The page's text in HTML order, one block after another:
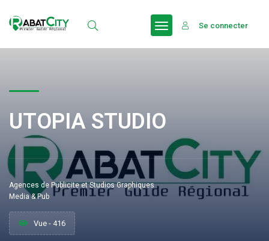
Se connecter
UTOPIA STUDIO
Agences de Publicite et Studios Graphiques
Media & Pub
Vue - 416